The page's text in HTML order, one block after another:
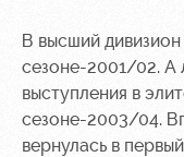
Ледовый
дворец
Занятия
В высший
сезоне-2001/02. А
выступления в
сезоне-2003/04.
вернулась в